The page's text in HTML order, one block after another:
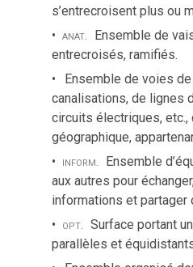
s’entrecroisent plus ou
anat. Ensemble de
entrecroisés, ramifiés.
Ensemble de voies
canalisations, de lignes
circuits électriques, etc.,
géographique,
inform. Ensemble
aux autres pour
informations et
opt. Surface portant
parallèles et